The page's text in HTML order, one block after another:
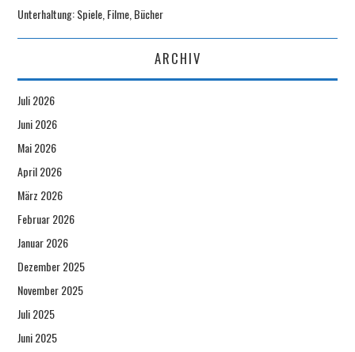
Unterhaltung: Spiele, Filme, Bücher
ARCHIV
Juli 2026
Juni 2026
Mai 2026
April 2026
März 2026
Februar 2026
Januar 2026
Dezember 2025
November 2025
Juli 2025
Juni 2025